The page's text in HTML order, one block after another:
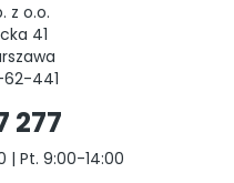
z o.o.
41
62-441
277
| Pt. 9:00-14:00